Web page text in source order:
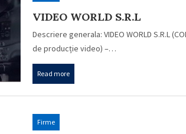
VIDEO WORLD S.R.L
Descriere generala: VIDEO WORLD S.R.L
de producție video) –…
Read more
Firme